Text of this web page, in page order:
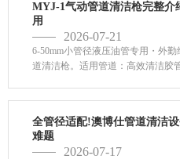
未...
MYJ-1气动管道清洁枪完整介
用
2026-07-21
6-50mm小管径液压油管专用・外
道清洁枪。适用管道：高效清洁胶
全管径适配!澳博仕管道清洁
难题
2026-07-17